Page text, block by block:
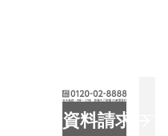
資料請求